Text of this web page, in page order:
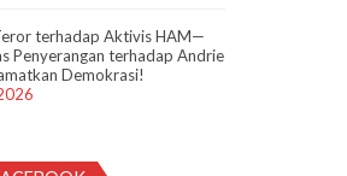
terhadap Aktivis HAM—
Penyerangan terhadap Andrie
Demokrasi!